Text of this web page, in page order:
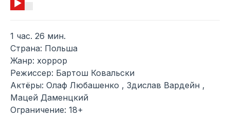
1 час. 26 мин.
Страна: Польша
Жанр: хоррор
Режиссер: Бартош Ковальски
Актёры: Олаф Любашенко , Здислав Вардейн ,
Мацей Даменцкий
Ограничение: 18+